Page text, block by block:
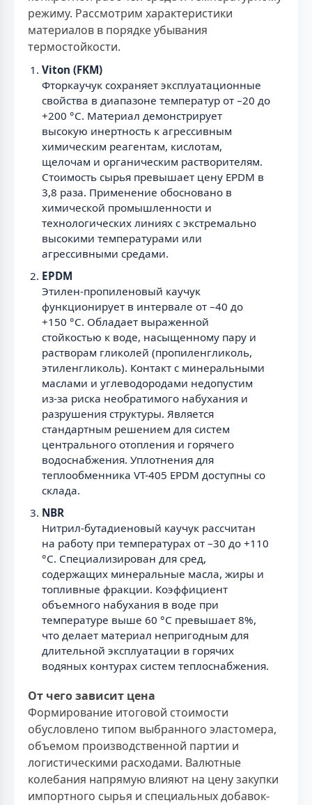
режиму. Рассмотрим характеристики
материалов в порядке убывания
термостойкости.
Viton (FKM)
Фторкаучук сохраняет эксплуатационные
свойства в диапазоне температур от –20 до
+200 °С. Материал демонстрирует
высокую инертность к агрессивным
химическим реагентам, кислотам,
щелочам и органическим растворителям.
Стоимость сырья превышает цену EPDM в
3,8 раза. Применение обосновано в
химической промышленности и
технологических линиях с экстремально
высокими температурами или
агрессивными средами.
EPDM
Этилен-пропиленовый каучук
функционирует в интервале от –40 до
+150 °С. Обладает выраженной
стойкостью к воде, насыщенному пару и
растворам гликолей (пропиленгликоль,
этиленгликоль). Контакт с минеральными
маслами и углеводородами недопустим
из-за риска необратимого набухания и
разрушения структуры. Является
стандартным решением для систем
центрального отопления и горячего
водоснабжения. Уплотнения для
теплообменника VT-405 EPDM доступны со
склада.
NBR
Нитрил-бутадиеновый каучук рассчитан
на работу при температурах от –30 до +110
°С. Специализирован для сред,
содержащих минеральные масла, жиры и
топливные фракции. Коэффициент
объемного набухания в воде при
температуре выше 60 °С превышает 8%,
что делает материал непригодным для
длительной эксплуатации в горячих
водяных контурах систем теплоснабжения.
От чего зависит цена
Формирование итоговой стоимости
обусловлено типом выбранного эластомера,
объемом производственной партии и
логистическими расходами. Валютные
колебания напрямую влияют на цену закупки
импортного сырья и специальных добавок-